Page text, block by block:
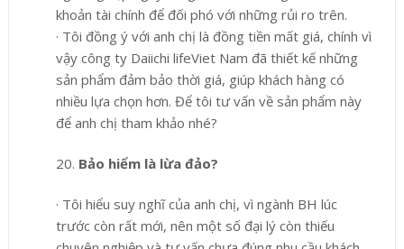
khoản tài chính để đối phó với những rủi ro trên.
· Tôi đồng ý với anh chị là đồng tiền mất giá, chính vì
vậy công ty Daiichi lifeViet Nam đã thiết kế những
sản phẩm đảm bảo thời giá, giúp khách hàng có
nhiều lựa chọn hơn. Để tôi tư vấn về sản phẩm này
để anh chị tham khảo nhé?
20. Bảo hiểm là lừa đảo?
· Tôi hiểu suy nghĩ của anh chị, vì ngành BH lúc
trước còn rất mới, nên một số đại lý còn thiếu